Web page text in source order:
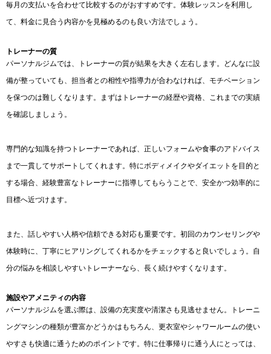
毎月の支払いを合わせて比較するのがおすすめです。体験レッスンを利用し
て、料金に見合う内容かを見極めるのも良い方法でしょう。
トレーナーの質
パーソナルジムでは、トレーナーの質が結果を大きく左右します。どんなに設
備が整っていても、担当者との相性や指導力が合わなければ、モチベーション
を保つのは難しくなります。まずはトレーナーの経歴や資格、これまでの実績
を確認しましょう。
専門的な知識を持つトレーナーであれば、正しいフォームや食事のアドバイス
まで一貫してサポートしてくれます。特にボディメイクやダイエットを目的と
する場合、経験豊富なトレーナーに指導してもらうことで、安全かつ効率的に
目標へ近づけます。
また、話しやすい人柄や信頼できる対応も重要です。初回のカウンセリングや
体験時に、丁寧にヒアリングしてくれるかをチェックすると良いでしょう。自
分の悩みを相談しやすいトレーナーなら、長く続けやすくなります。
施設やアメニティの内容
パーソナルジムを選ぶ際は、設備の充実度や清潔さも見逃せません。トレーニ
ングマシンの種類が豊富かどうかはもちろん、更衣室やシャワールームの使い
やすさも快適に通うためのポイントです。特に仕事帰りに通う人にとっては、